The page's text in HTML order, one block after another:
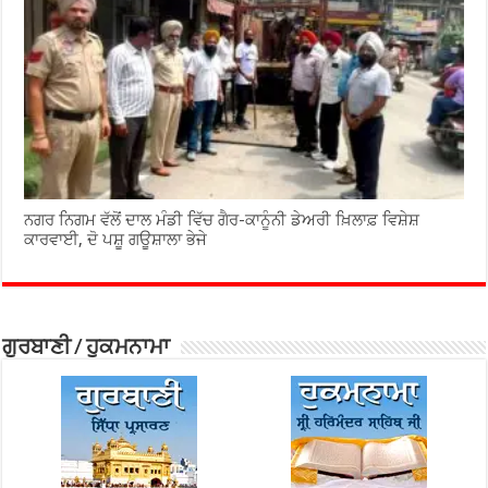
ਨਗਰ ਨਿਗਮ ਵੱਲੋਂ ਦਾਲ ਮੰਡੀ ਵਿੱਚ ਗੈਰ-ਕਾਨੂੰਨੀ ਡੇਅਰੀ ਖ਼ਿਲਾਫ਼ ਵਿਸ਼ੇਸ਼
ਕਾਰਵਾਈ, ਦੋ ਪਸ਼ੂ ਗਊਸ਼ਾਲਾ ਭੇਜੇ
ਗੁਰਬਾਣੀ / ਹੁਕਮਨਾਮਾ